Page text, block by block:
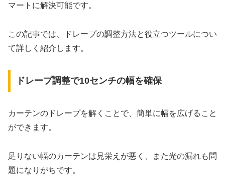
マートに解決可能です。
この記事では、ドレープの調整方法と役立つツールについ
て詳しく紹介します。
ドレープ調整で10センチの幅を確保
カーテンのドレープを解くことで、簡単に幅を広げること
ができます。
足りない幅のカーテンは見栄えが悪く、また光の漏れも問
題になりがちです。